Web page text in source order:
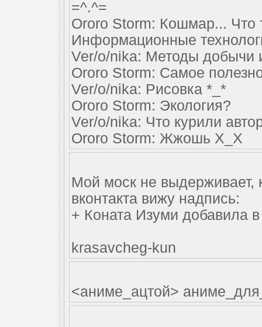
=^.^=
Ororo Storm: Кошмар... Что
Информационные
Ver/o/nika: Методы добычи
Ororo Storm: Самое
Ver/o/nika: Рисовка *_*
Ororo Storm: Экология?
Ver/o/nika: Что курили
Ororo Storm: Жжошь Х_Х
Мой моск не выдерживает,
вконтакта вижу надпись:
+ Коната Изуми добавила
krasavcheg-kun
<аниме_ацтой>